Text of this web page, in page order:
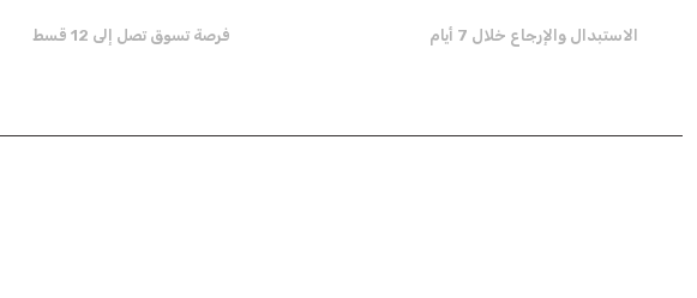
فرصة تسوق تصل إلى 12 قسط الاستبدال والإرجاع خلال 7 أيام